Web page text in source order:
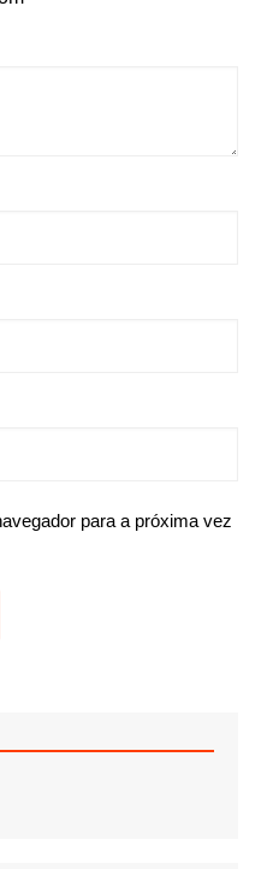
para a próxima vez